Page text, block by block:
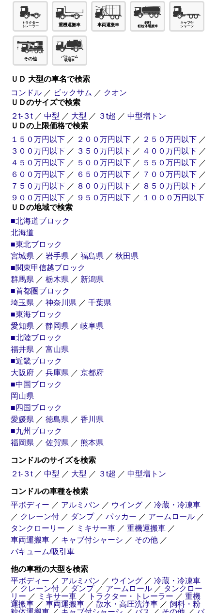
トラクター
トレーラー
重機運搬車 車両運搬車
その他
バキューム
吸引車
ＵＤ 大型の車名で検索
コンドル ／ ビックサム ／ クオン
ＵＤのサイズで検索
２t-３t ／ 中型 ／ 大型 ／ ３t超 ／ 中型増トン
ＵＤの上限価格で検索
１５０万円以下 ／ ２００万円以下 ／ ２５０万円以下 ／
３００万円以下 ／ ３５０万円以下 ／ ４００万円以下 ／
４５０万円以下 ／ ５００万円以下 ／ ５５０万円以下 ／
６００万円以下 ／ ６５０万円以下 ／ ７００万円以下 ／
７５０万円以下 ／ ８００万円以下 ／ ８５０万円以下 ／
９００万円以下 ／ ９５０万円以下 ／ １０００万円以下
ＵＤの地域で検索
■北海道ブロック
北海道
■東北ブロック
宮城県 ／ 岩手県 ／ 福島県 ／ 秋田県
■関東甲信越ブロック
群馬県 ／ 栃木県 ／ 新潟県
■首都圏ブロック
埼玉県 ／ 神奈川県 ／ 千葉県
■東海ブロック
愛知県 ／ 静岡県 ／ 岐阜県
■北陸ブロック
福井県 ／ 富山県
■近畿ブロック
大阪府 ／ 兵庫県 ／ 京都府
■中国ブロック
岡山県
■四国ブロック
愛媛県 ／ 徳島県 ／ 香川県
■九州ブロック
福岡県 ／ 佐賀県 ／ 熊本県
コンドルのサイズを検索
２t-３t ／ 中型 ／ 大型 ／ ３t超 ／ 中型増トン
コンドルの車種を検索
平ボディー ／ アルミバン ／ ウイング ／ 冷蔵・冷凍車
／ クレーン付 ／ ダンプ ／ パッカー ／ アームロール ／
タンクローリー ／ ミキサー車 ／ 重機運搬車 ／
車両運搬車 ／ キャブ付シャーシ ／ その他 ／
バキューム/吸引車
他の車種の大型を検索
平ボディー ／ アルミバン ／ ウイング ／ 冷蔵・冷凍車
／ クレーン付 ／ ダンプ ／ アームロール ／ タンクロー
リー ／ ミキサー車 ／ トラクター・トレーラー ／ 重機
運搬車 ／ 車両運搬車 ／ 散水・高圧洗浄車 ／ 飼料・粉